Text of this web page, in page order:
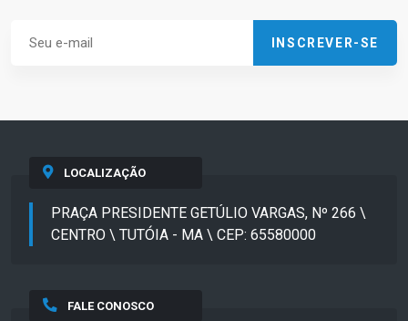
INSCREVER-SE
LOCALIZAÇÃO
PRAÇA PRESIDENTE GETÚLIO VARGAS, Nº 266 \
CENTRO \ TUTÓIA - MA \ CEP: 65580000
FALE CONOSCO